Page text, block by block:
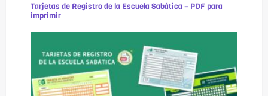
Tarjetas de Registro de la Escuela Sabática – PDF para
imprimir